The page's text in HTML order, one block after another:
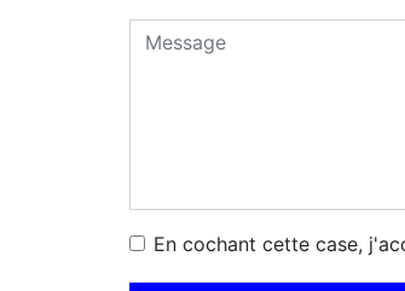
En cochant cette case,